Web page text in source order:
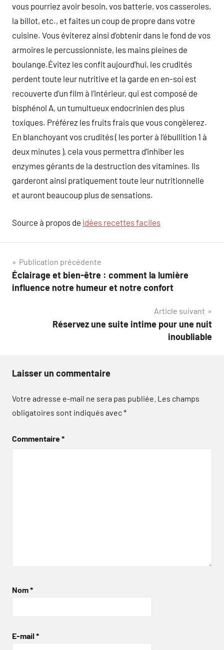
vous pourriez avoir besoin, vos batterie, vos casseroles,
la billot, etc., et faites un coup de propre dans votre
cuisine. Vous éviterez ainsi d’obtenir dans le fond de vos
armoires le percussionniste, les mains pleines de
boulange.Évitez les confit aujourd’hui, les crudités
perdent toute leur nutritive et la garde en en-soi est
recouverte d’un film à l’intérieur, qui est composé de
bisphénol A, un tumultueux endocrinien des plus
toxiques. Préférez les fruits frais que vous congèlerez.
En blanchoyant vos crudités ( les porter à l’ébullition 1 à
deux minutes ), cela vous permettra d’inhiber les
enzymes gérants de la destruction des vitamines. Ils
garderont ainsi pratiquement toute leur nutritionnelle
et auront beaucoup plus de sensations.
Source à propos de idées recettes faciles
Navigation
de
Publication précédente
Éclairage et bien-être : comment la lumière
influence notre humeur et notre confort
Article suivant
Réservez une suite intime pour une nuit
inoubliable
Laisser un commentaire
Votre adresse e-mail ne sera pas publiée. Les champs
obligatoires sont indiqués avec*
Commentaire*
Nom*
E-mail *